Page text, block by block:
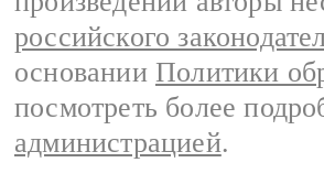
российского
основании Политики
посмотреть более
администрацией.